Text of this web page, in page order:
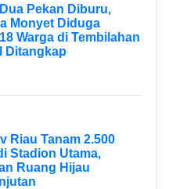
Pekan Diburu,
Monyet Diduga
Warga di Tembilahan
Ditangkap
Riau Tanam 2.500
Stadion Utama,
Ruang Hijau